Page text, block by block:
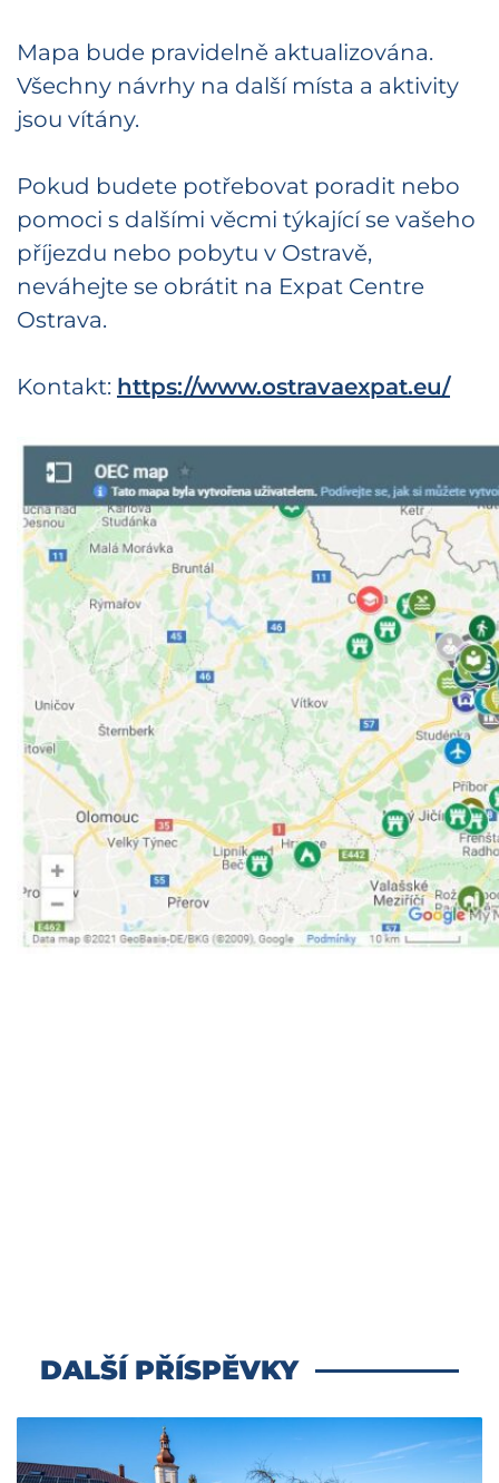
Mapa bude pravidelně aktualizována.
Všechny návrhy na další místa a aktivity
jsou vítány.
Pokud budete potřebovat poradit nebo
pomoci s dalšími věcmi týkající se vašeho
příjezdu nebo pobytu v Ostravě,
neváhejte se obrátit na Expat Centre
Ostrava.
Kontakt: https://www.ostravaexpat.eu/
DALŠÍ PŘÍSPĚVKY